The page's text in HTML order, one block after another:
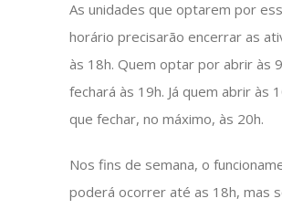
As unidades que optarem por
horário precisarão encerrar as
às 18h. Quem optar por abrir às
fechará às 19h. Já quem abrir às
que fechar, no máximo, às 20h.
Nos fins de semana, o
poderá ocorrer até as 18h, mas